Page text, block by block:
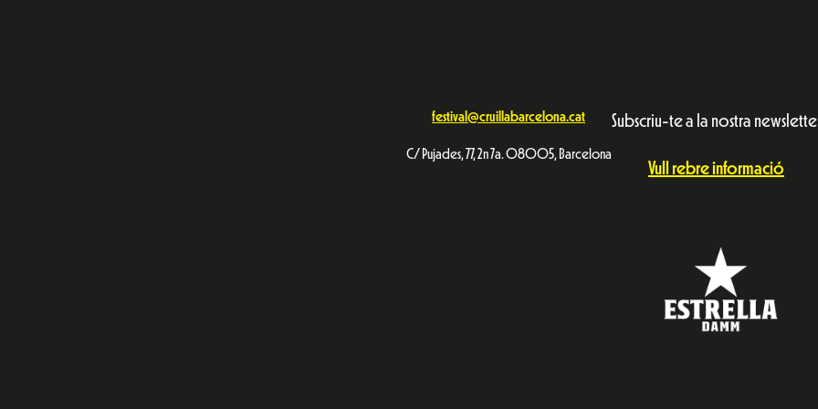
festival@cruillabarcelona.cat
C/ Pujades, 77, 2n 7a. 08005, Barcelona
Subscriu-te a la nostra
Vull rebre informació